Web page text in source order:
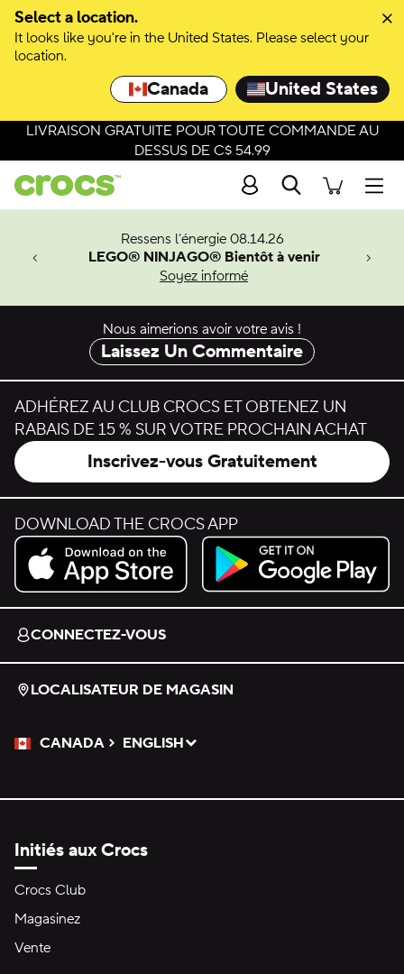
Select a location.
It looks like you're in the United States. Please select your
location.
Canada United States
LIVRAISON GRATUITE POUR TOUTE COMMANDE AU
DESSUS DE C$ 54.99
Recherche
Ressens l’énergie 08.14.26
LEGO® NINJAGO® Bientôt à venir
Soyez informé
Man.
Nous aimerions avoir votre avis !
Laissez Un Commentaire
ADHÉREZ AU CLUB CROCS ET OBTENEZ UN
RABAIS DE 15 % SUR VOTRE PROCHAIN ACHAT
Inscrivez-vous Gratuitement
DOWNLOAD THE CROCS APP
Download on the App Store.
Get it on Google Play.
CONNECTEZ-VOUS
LOCALISATEUR DE MAGASIN
CANADA
Veuillez sélectionner une langue
ENGLISH
Sélectionné
Initiés aux Crocs
Crocs Club
Magasinez
Vente